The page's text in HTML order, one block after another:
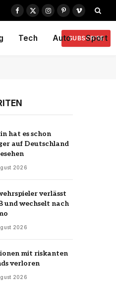
Facebook
X
Instagram
PinterestVimeo
Tech Auto Sport
SUBSCRIBE
hat es schon
auf Deutschland
2026
verlässt
und wechselt nach
2026
mit riskanten
verloren
2026